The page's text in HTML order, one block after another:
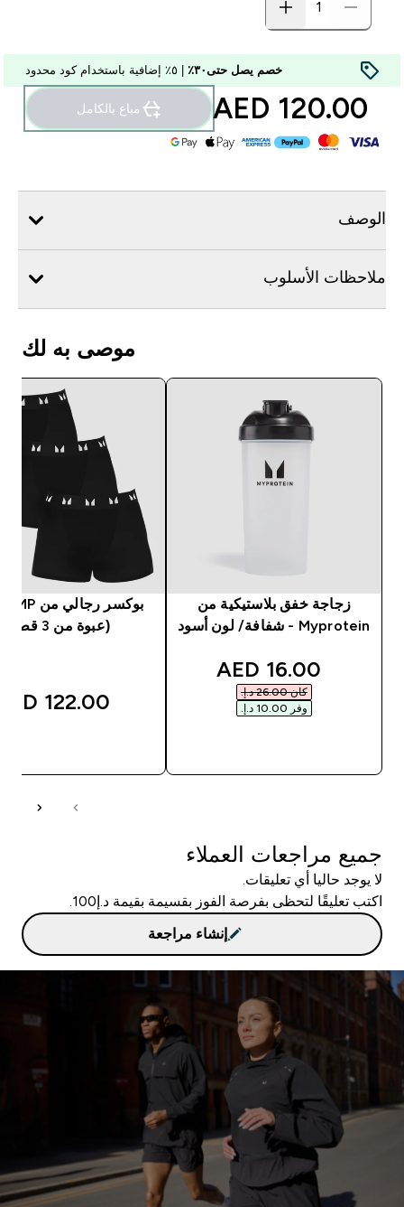
خصم يصل حتى٣٠٪
120.00 AED‎ مباع بالكامل
الوصف
ملاحظات الأسلوب
موصى به لك
زجاجة خفق بلاستيكية من
Myprotein - شفافة/ لون أسود
discounted price
16.00 AED‎
كان ‏26.00 د.إ.‏‎
وفر ‏10.00 د.إ.‏‎
(عبوة من 3 قطع)
122.00 AED‎
جميع مراجعات العملاء
لا يوجد حاليا أي تعليقات.
اكتب تعليقًا لتحظى بفرصة الفوز بقسيمة بقيمة د.إ100.
إنشاء مراجعة